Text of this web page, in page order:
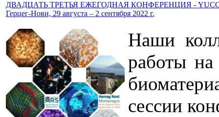
ДВАДЦАТЬ ТРЕТЬЯ ЕЖЕГОДНАЯ КОНФЕРЕНЦИЯ -
Герцег-Нови, 29 августа – 2 сентября 2022 г.
Наши
работы
сессии